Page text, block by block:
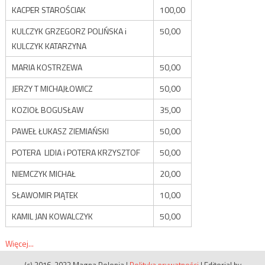
KACPER STAROŚCIAK
100,00
KULCZYK GRZEGORZ POLIŃSKA i
KULCZYK KATARZYNA
50,00
MARIA KOSTRZEWA
50,00
JERZY T MICHAJŁOWICZ
50,00
KOZIOŁ BOGUSŁAW
35,00
PAWEŁ ŁUKASZ ZIEMIAŃSKI
50,00
POTERA LIDIA i POTERA KRZYSZTOF
50,00
NIEMCZYK MICHAŁ
20,00
SŁAWOMIR PIĄTEK
10,00
KAMIL JAN KOWALCZYK
50,00
Więcej...